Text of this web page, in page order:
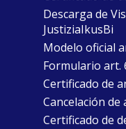
Descarga de
JustiziaIkusBi
Modelo oficial
Formulario art.
Certificado de
Cancelación
Certificado de